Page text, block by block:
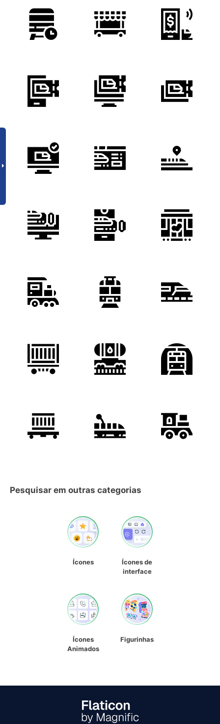
Pesquisar em outras categorias
Ícones
Ícones de
interface
Ícones
Animados
Figurinhas